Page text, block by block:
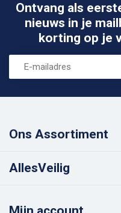
Ontvang als
nieuws in je
korting op je
Ons Assortiment
AllesVeilig